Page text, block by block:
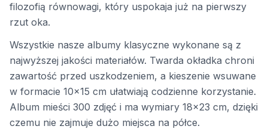
filozofią równowagi, który uspokaja już na pierwszy
rzut oka.
Wszystkie nasze albumy klasyczne wykonane są z
najwyższej jakości materiałów. Twarda okładka chroni
zawartość przed uszkodzeniem, a kieszenie wsuwane
w formacie 10x15 cm ułatwiają codzienne korzystanie.
Album mieści 300 zdjęć i ma wymiary 18x23 cm, dzięki
czemu nie zajmuje dużo miejsca na półce.